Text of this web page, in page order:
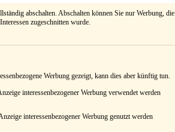
abschalten. Abschalten können Sie nur Werbung, die
zugeschnitten wurde.
Werbung gezeigt, kann dies aber künftig tun.
interessenbezogener Werbung verwendet werden
interessenbezogener Werbung genutzt werden